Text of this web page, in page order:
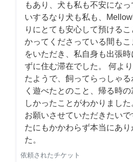
もあり、犬も私も不安にな
いするなり犬も私も、
りにとても安心して預ける
かってくださっている間も
をいただき、私自身も出張
ずに住む滞在でした。 何よ
たようで、飼ってらっしゃ
く遊べたとのこと、帰る時
しかったことがわかりまし
お願いさせていただきたい
たにもかかわらず本当にあ
た。
依頼されたチケット